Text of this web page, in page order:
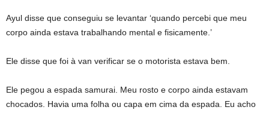
Ayul disse que conseguiu se levantar ‘quando percebi que meu
corpo ainda estava trabalhando mental e fisicamente.’
Ele disse que foi à van verificar se o motorista estava bem.
Ele pegou a espada samurai. Meu rosto e corpo ainda estavam
chocados. Havia uma folha ou capa em cima da espada. Eu acho